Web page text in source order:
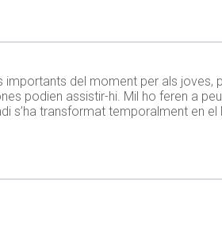
del moment per als joves,
podien assistir-hi. Mil ho feren a
s’ha transformat temporalment en el